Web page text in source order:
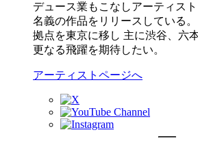
デュース業もこなしアーティス
名義の作品をリリースしている
拠点を東京に移し 主に渋谷、六
更なる飛躍を期待したい。
アーティストページへ